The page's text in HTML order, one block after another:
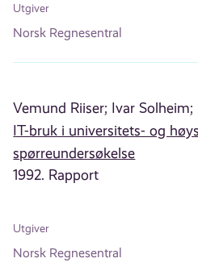
Utgiver
Norsk Regnesentral
Vemund Riiser; Ivar Solheim;
IT-bruk i universitets- og
spørreundersøkelse
1992. Rapport
Utgiver
Norsk Regnesentral